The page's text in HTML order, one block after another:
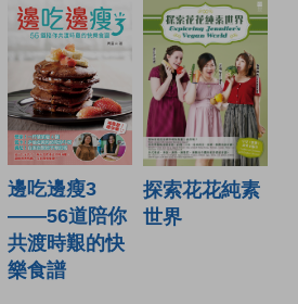
邊吃邊瘦3
——56道陪你
共渡時艱的快
樂食譜
探索花花純素
世界